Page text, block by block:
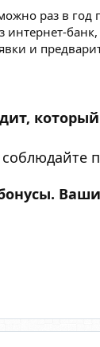
раз в год
интернет-
и